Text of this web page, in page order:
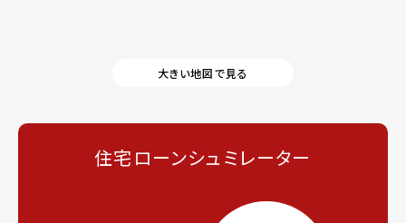
大きい地図で見る
住宅ローンシュミレーター